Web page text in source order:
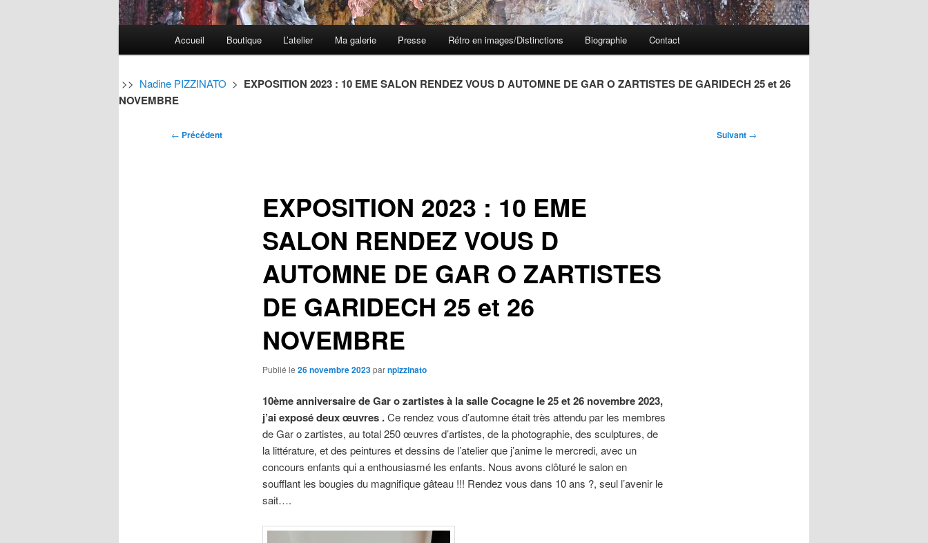
Aller
Aller
Accueil Boutique L’atelier Ma galerie Presse Rétro en images/Distinctions Biographie Contact
>> Nadine PIZZINATO > EXPOSITION 2023 : 10 EME SALON RENDEZ VOUS D AUTOMNE DE GAR O ZARTISTES DE GARIDECH 25 et 26
NOVEMBRE
Navigation
← Précédent Suivant →
EXPOSITION 2023 : 10 EME
SALON RENDEZ VOUS D
AUTOMNE DE GAR O ZARTISTES
DE GARIDECH 25 et 26
NOVEMBRE
Publié le 26 novembre 2023parnpizzinato
10ème anniversaire de Gar o zartistes à la salle Cocagne le 25 et 26 novembre 2023,
j’ai exposé deux œuvres .Ce rendez vous d’automne était très attendu par les membres
de Gar o zartistes, au total 250 œuvres d’artistes, de la photographie, des sculptures, de
la littérature, et des peintures et dessins de l’atelier que j’anime le mercredi, avec un
concours enfants qui a enthousiasmé les enfants. Nous avons clôturé le salon en
soufflant les bougies du magnifique gâteau !!! Rendez vous dans 10 ans ?, seul l’avenir le
sait….